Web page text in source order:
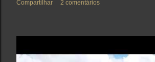
Compartilhar 2 comentários